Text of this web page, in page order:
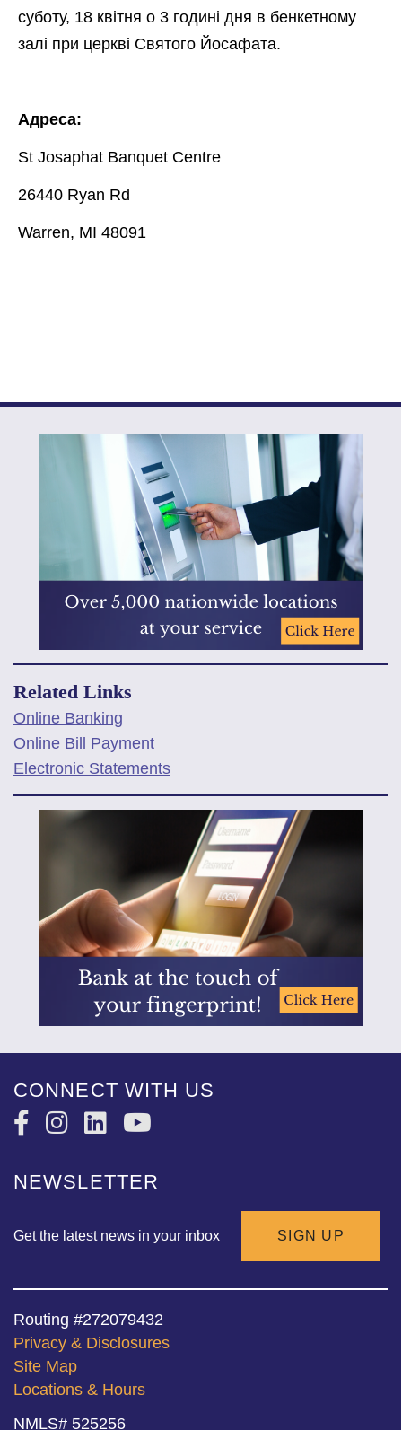
суботу, 18 квітня о 3 годині дня в бенкетному
залі при церкві Святого Йосафата.
Адреса:
St Josaphat Banquet Centre
26440 Ryan Rd
Warren, MI 48091
Related Links
Online Banking
Online Bill Payment
Electronic Statements
CONNECT WITH US
NEWSLETTER
Get the latest news in your inbox SIGN UP
Routing #272079432
Privacy & Disclosures
Site Map
Locations & Hours
NMLS# 525256